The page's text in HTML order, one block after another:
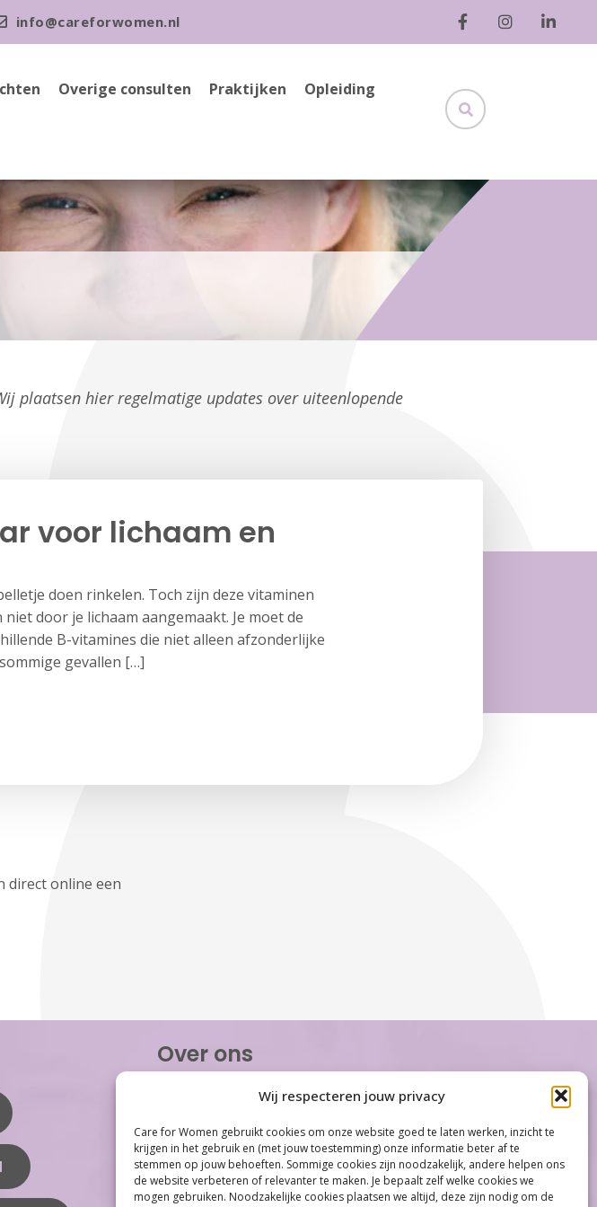
Wij respecteren jouw privacy
Care for Women gebruikt cookies om onze website goed te laten werken, inzicht te
krijgen in het gebruik en (met jouw toestemming) onze informatie beter af te
stemmen op jouw behoeften. Sommige cookies zijn noodzakelijk, andere helpen ons
de website verbeteren of relevanter te maken. Je bepaalt zelf welke cookies we
mogen gebruiken. Noodzakelijke cookies plaatsen we altijd, deze zijn nodig om de
info@careforwomen.nl
Overige consulten Praktijken Opleiding
plaatsen hier regelmatige updates over uiteenlopende
voor lichaam en
doen rinkelen. Toch zijn deze vitaminen
door je lichaam aangemaakt. Je moet de
B-vitamines die niet alleen afzonderlijke
gevallen […]
direct online een
Over ons
Care for Women is de eerste organisatie die zich
inzet op het gebied van hormonale problemen bij
vrouwen. Met ruim 100 locaties behoort Care for
Women tot één van de grootste organisaties op
dit vakgebied...